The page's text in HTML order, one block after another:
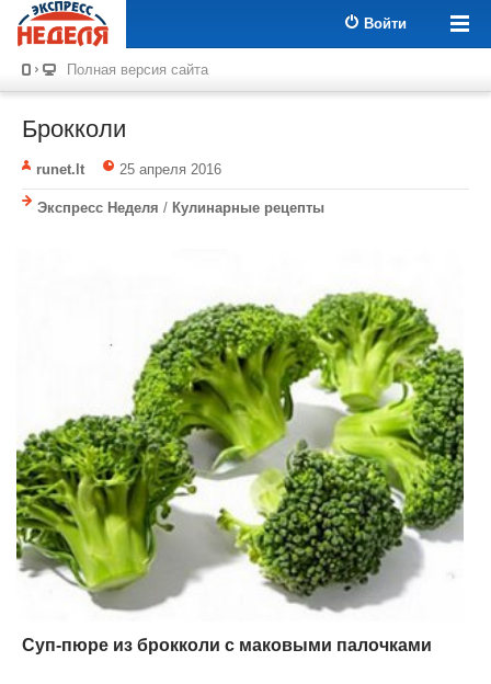
Войти
Полная версия сайта
Брокколи
runet.lt 25 апреля 2016
Экспресс Неделя / Кулинарные рецепты
Суп-пюре из брокколи с маковыми палочками